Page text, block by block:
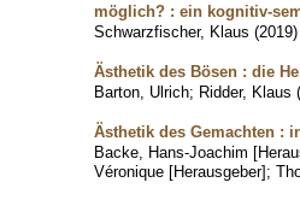
möglich? : ein kognitiv-
Schwarzfischer, Klaus (2019)
Ästhetik des Bösen : die
Barton, Ulrich; Ridder, Klaus (
Ästhetik des Gemachten :
Backe, Hans-Joachim
Véronique [Herausgeber];